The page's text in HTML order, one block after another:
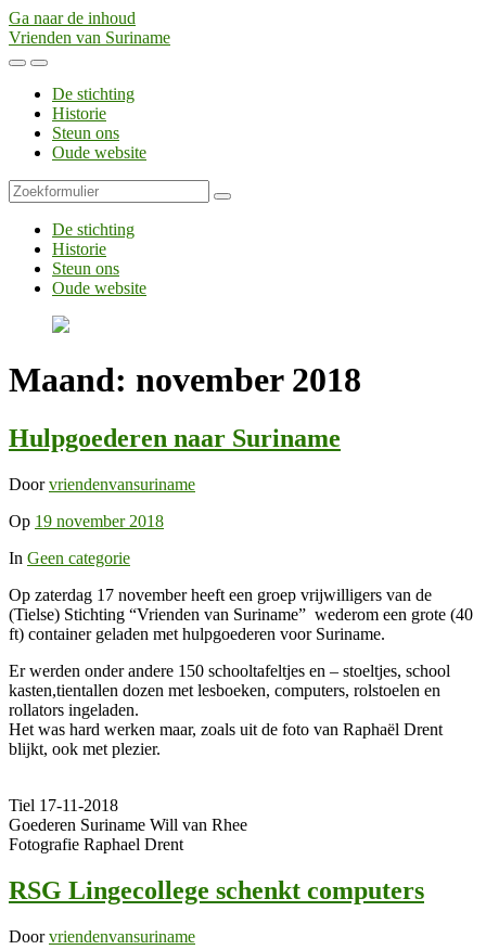
Ga naar de inhoud
Vrienden van Suriname
Toggle
mobiele
menu
Toggle
het
zoekveld
De stichting
Historie
Steun ons
Oude website
Zoeken
De stichting
Historie
Steun ons
Oude website
Maand: november 2018
Hulpgoederen naar Suriname
Doorvriendenvansuriname
Op 19 november 2018
In Geen categorie
Op zaterdag 17 november heeft een groep vrijwilligers van de
(Tielse) Stichting “Vrienden van Suriname” wederom een grote (40
ft) container geladen met hulpgoederen voor Suriname.
Er werden onder andere 150 schooltafeltjes en – stoeltjes, school
kasten,tientallen dozen met lesboeken, computers, rolstoelen en
rollators ingeladen.
Het was hard werken maar, zoals uit de foto van Raphaël Drent
blijkt, ook met plezier.
Tiel 17-11-2018
Goederen Suriname Will van Rhee
Fotografie Raphael Drent
RSG Lingecollege schenkt computers
Doorvriendenvansuriname